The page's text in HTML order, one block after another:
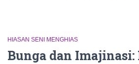
HIASAN SENI MENGHIAS
Bunga dan